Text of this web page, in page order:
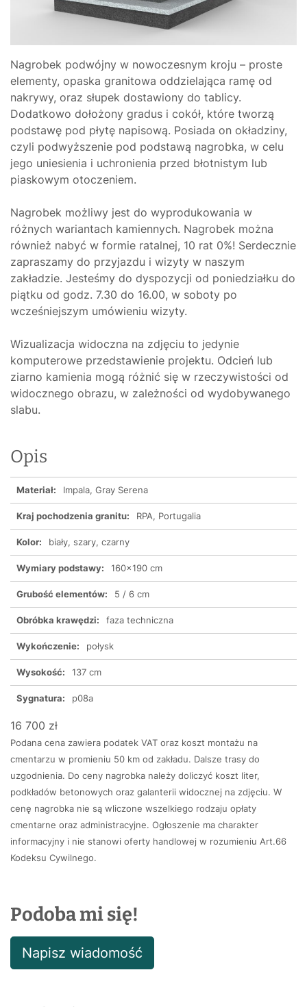
Nagrobek podwójny w nowoczesnym kroju – proste
elementy, opaska granitowa oddzielająca ramę od
nakrywy, oraz słupek dostawiony do tablicy.
Dodatkowo dołożony gradus i cokół, które tworzą
podstawę pod płytę napisową. Posiada on okładziny,
czyli podwyższenie pod podstawą nagrobka, w celu
jego uniesienia i uchronienia przed błotnistym lub
piaskowym otoczeniem.
Nagrobek możliwy jest do wyprodukowania w
różnych wariantach kamiennych. Nagrobek można
również nabyć w formie ratalnej, 10 rat 0%! Serdecznie
zapraszamy do przyjazdu i wizyty w naszym
zakładzie. Jesteśmy do dyspozycji od poniedziałku do
piątku od godz. 7.30 do 16.00, w soboty po
wcześniejszym umówieniu wizyty.
Wizualizacja widoczna na zdjęciu to jedynie
komputerowe przedstawienie projektu. Odcień lub
ziarno kamienia mogą różnić się w rzeczywistości od
widocznego obrazu, w zależności od wydobywanego
slabu.
Opis
Materiał: Impala, Gray Serena
Kraj pochodzenia granitu: RPA, Portugalia
Kolor: biały, szary, czarny
Wymiary podstawy: 160x190 cm
Grubość elementów: 5 / 6 cm
Obróbka krawędzi: faza techniczna
Wykończenie: połysk
Wysokość: 137 cm
Sygnatura: p08a
16 700 zł
Podana cena zawiera podatek VAT oraz koszt montażu na
cmentarzu w promieniu 50 km od zakładu. Dalsze trasy do
uzgodnienia. Do ceny nagrobka należy doliczyć koszt liter,
podkładów betonowych oraz galanterii widocznej na zdjęciu. W
cenę nagrobka nie są wliczone wszelkiego rodzaju opłaty
cmentarne oraz administracyjne. Ogłoszenie ma charakter
informacyjny i nie stanowi oferty handlowej w rozumieniu Art.66
Kodeksu Cywilnego.
Podoba mi się!
Napisz wiadomość